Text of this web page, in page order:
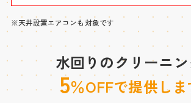
※天井設置エアコンも対象です
水回りのクリーニン
5％OFFで提供しま